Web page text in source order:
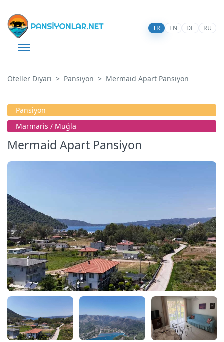
TR EN DE RU
Oteller Diyarı Pansiyon Mermaid Apart Pansiyon
Pansiyon
Marmari̇s / Muğla
Mermaid Apart Pansiyon